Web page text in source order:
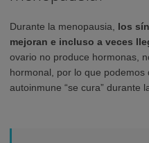
Durante la menopausia, los
mejoran e incluso a veces
ovario no produce hormonas,
hormonal, por lo que
autoinmune “se cura” durante